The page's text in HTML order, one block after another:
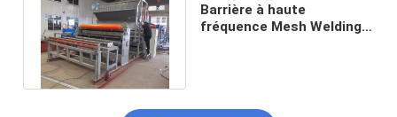
Barrière à haute
fréquence Mesh Welding